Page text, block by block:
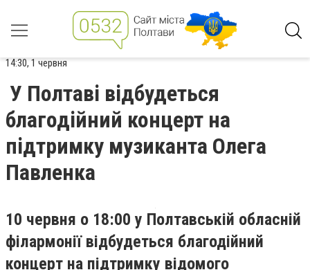
14:30, 1 червня
У Полтаві відбудеться
благодійний концерт на
підтримку музиканта Олега
Павленка
10 червня о 18:00 у Полтавській обласній
філармонії відбудеться благодійний
концерт на підтримку відомого